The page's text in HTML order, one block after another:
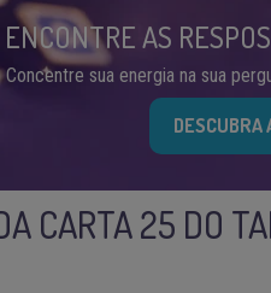
ENCONTRE AS
Concentre sua energia na sua
DESCUBRA
CARTA 25 DO